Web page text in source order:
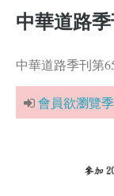
中華道路
中華道路季刊第
會員欲瀏覽